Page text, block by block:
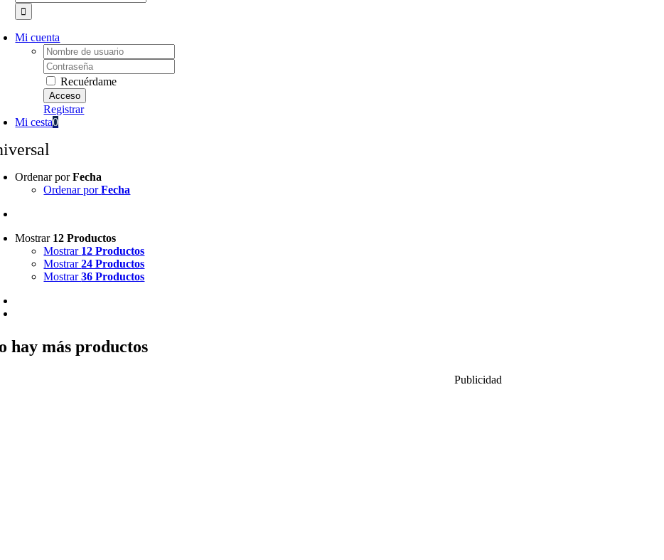
Mi cuenta
Username:
Password:
Recuérdame
Registrar
Mi cesta0
Ordenar porFecha
Ordenar porFecha
Mostrar 12 Productos
Mostrar 12 Productos
Mostrar24 Productos
Mostrar36 Productos
hay más productos
Publicidad